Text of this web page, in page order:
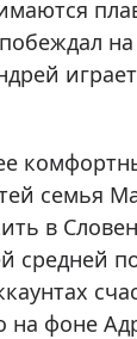
семья
в
средней
на фоне